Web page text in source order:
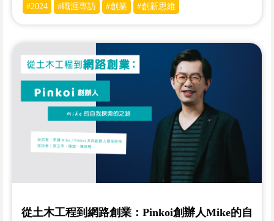
#2024 #職涯專訪 #創業 #創新思維
從土木工程到網路創業：Pinkoi創辦人Mike的自